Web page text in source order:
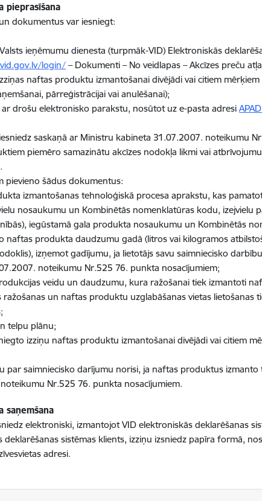
pieprasīšana
dokumentus var iesniegt:
ieņēmumu dienesta (turpmāk-VID) Elektroniskās
login/ – Dokumenti – No veidlapas – Akcīzes preču
naftas produktu izmantošanai divējādi vai citiem mērķiem
pārreģistrācijai vai anulēšanai);
drošu elektronisko parakstu, nosūtot uz e-pasta adresi
saskaņā ar Ministru kabineta 31.07.2007. noteikumu
piemēro samazinātu akcīzes nodokļa likmi vai
pievieno šādus dokumentus:
izmantošanas tehnoloģiskā procesa aprakstu, kas
nosaukumu un Kombinētās nomenklatūras kodu, izejvielu
iegūstamā gala produkta nosaukumu un Kombinētās
naftas produkta daudzumu gadā (litros vai kilogramos
izņemot gadījumu, ja lietotājs savu saimniecisko
noteikumu Nr.525 76. punkta nosacījumiem;
veidu un daudzumu, kura ražošanai tiek izmantoti
ražošanas un naftas produktu uzglabāšanas vietas lietošanas
telpu plānu;
izziņu naftas produktu izmantošanai divējādi vai citiem
par saimniecisko darījumu norisi, ja naftas produktus
Nr.525 76. punkta nosacījumiem.
saņemšana
elektroniski, izmantojot VID elektroniskās deklarēšanas
deklarēšanas sistēmas klients, izziņu izsniedz papīra formā,
adresi.